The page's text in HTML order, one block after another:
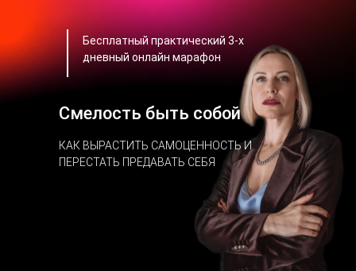
КАК ВЫРАСТИТЬ САМОЦЕННОСТЬ И
ПЕРЕСТАТЬ ПРЕДАВАТЬ СЕБЯ
Смелость быть собой
Бесплатный практический 3-х
дневный онлайн марафон